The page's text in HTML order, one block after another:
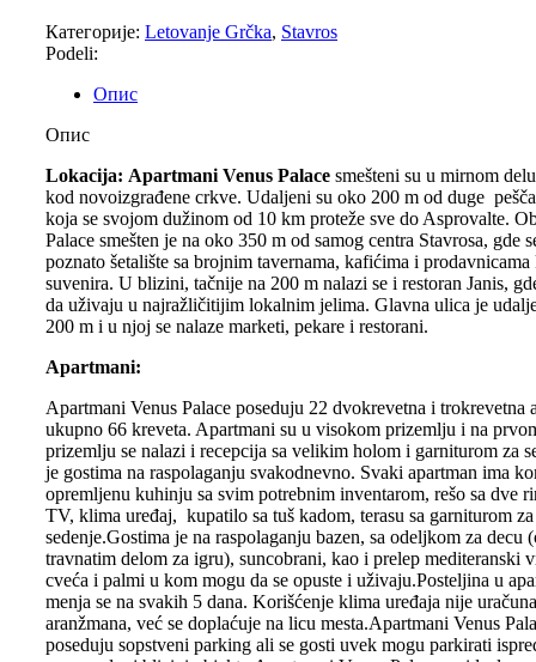
Категорије: Letovanje Grčka, Stavros
Podeli:
Опис
Опис
Lokacija: Apartmani Venus Palace smešteni su u mirnom
kod novoizgrađene crkve. Udaljeni su oko 200 m od duge
koja se svojom dužinom od 10 km proteže sve do Asprovalte.
Palace smešten je na oko 350 m od samog centra Stavrosa, gde
poznato šetalište sa brojnim tavernama, kafićima i
suvenira. U blizini, tačnije na 200 m nalazi se i restoran Janis,
da uživaju u najražličitijim lokalnim jelima. Glavna ulica je
200 m i u njoj se nalaze marketi, pekare i restorani.
Apartmani:
Apartmani Venus Palace poseduju 22 dvokrevetna i trokrevetna
ukupno 66 kreveta. Apartmani su u visokom prizemlju i na
prizemlju se nalazi i recepcija sa velikim holom i garniturom za
je gostima na raspolaganju svakodnevno. Svaki apartman ima
opremljenu kuhinju sa svim potrebnim inventarom, rešo sa dve
TV, klima uređaj, kupatilo sa tuš kadom, terasu sa garniturom za
sedenje.Gostima je na raspolaganju bazen, sa odeljkom za decu
travnatim delom za igru), suncobrani, kao i prelep mediteranski
cveća i palmi u kom mogu da se opuste i uživaju.Posteljina u
menja se na svakih 5 dana. Korišćenje klima uređaja nije
aranžmana, već se doplaćuje na licu mesta.Apartmani Venus
poseduju sopstveni parking ali se gosti uvek mogu parkirati